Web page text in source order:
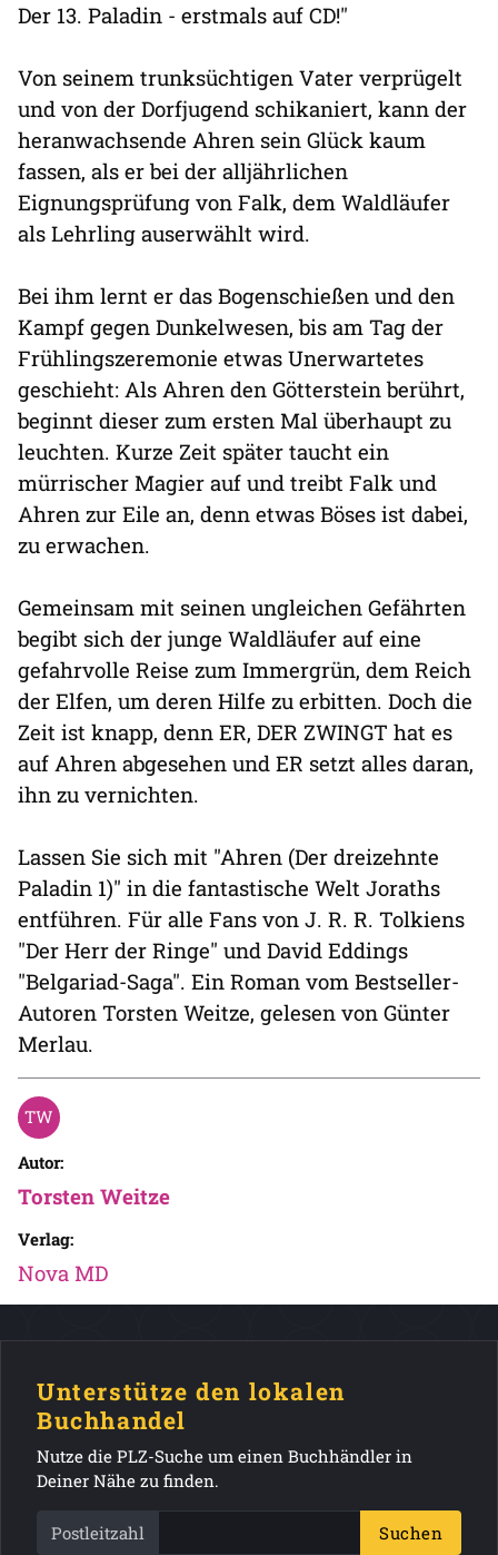
Der 13. Paladin - erstmals auf CD!"
Von seinem trunksüchtigen Vater verprügelt
und von der Dorfjugend schikaniert, kann der
heranwachsende Ahren sein Glück kaum
fassen, als er bei der alljährlichen
Eignungsprüfung von Falk, dem Waldläufer
als Lehrling auserwählt wird.
Bei ihm lernt er das Bogenschießen und den
Kampf gegen Dunkelwesen, bis am Tag der
Frühlingszeremonie etwas Unerwartetes
geschieht: Als Ahren den Götterstein berührt,
beginnt dieser zum ersten Mal überhaupt zu
leuchten. Kurze Zeit später taucht ein
mürrischer Magier auf und treibt Falk und
Ahren zur Eile an, denn etwas Böses ist dabei,
zu erwachen.
Gemeinsam mit seinen ungleichen Gefährten
begibt sich der junge Waldläufer auf eine
gefahrvolle Reise zum Immergrün, dem Reich
der Elfen, um deren Hilfe zu erbitten. Doch die
Zeit ist knapp, denn ER, DER ZWINGT hat es
auf Ahren abgesehen und ER setzt alles daran,
ihn zu vernichten.
Lassen Sie sich mit "Ahren (Der dreizehnte
Paladin 1)" in die fantastische Welt Joraths
entführen. Für alle Fans von J. R. R. Tolkiens
"Der Herr der Ringe" und David Eddings
"Belgariad-Saga". Ein Roman vom Bestseller-
Autoren Torsten Weitze, gelesen von Günter
Merlau.
Autor:
Torsten Weitze
Verlag:
Nova MD
Unterstütze den lokalen
Buchhandel
Nutze die PLZ-Suche um einen Buchhändler in
Deiner Nähe zu finden.
Postleitzahl Suchen